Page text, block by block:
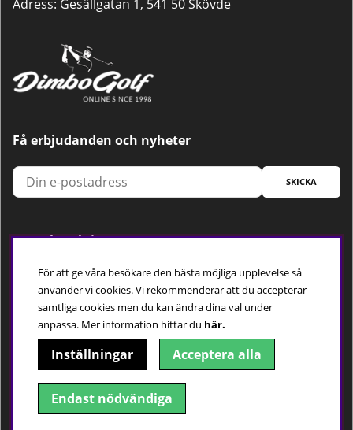
Adress: Gesällgatan 1, 541 50 Skövde
Få erbjudanden och nyheter
SKICKA
Trygg betalning
Följ oss
För att ge våra besökare den bästa möjliga upplevelse så
använder vi cookies. Vi rekommenderar att du accepterar
samtliga cookies men du kan ändra dina val under
anpassa. Mer information hittar du här.
Inställningar Acceptera alla
Endast nödvändiga